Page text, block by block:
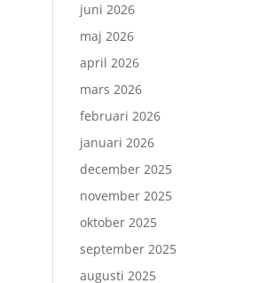
juni 2026
maj 2026
april 2026
mars 2026
februari 2026
januari 2026
december 2025
november 2025
oktober 2025
september 2025
augusti 2025